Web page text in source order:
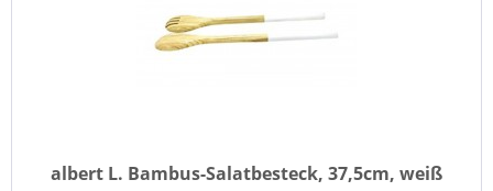
albert L. Bambus-Salatbesteck, 37,5cm, weiß